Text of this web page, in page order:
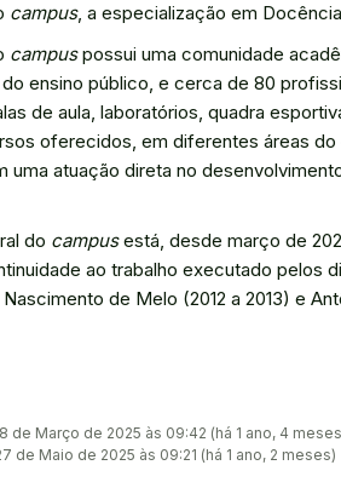
campus, a especialização em
campuspossui uma comunidade
do ensino público, e cerca de 80
de aula, laboratórios, quadra
oferecidos, em diferentes áreas
uma atuação direta no
do campusestá, desde março de
ao trabalho executado pelos
de Melo (2012 a 2013) e
de Março de 2025 às 09:42 (há 1 ano, 4
de Maio de 2025 às 09:21 (há 1 ano, 2 meses)